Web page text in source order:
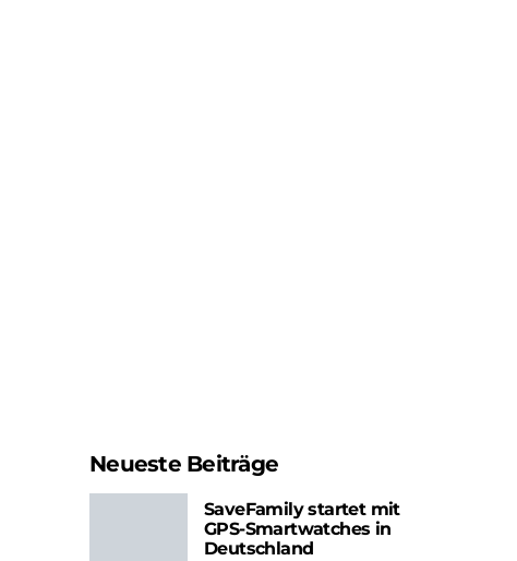
Neueste Beiträge
SaveFamily startet mit
GPS-Smartwatches in
Deutschland